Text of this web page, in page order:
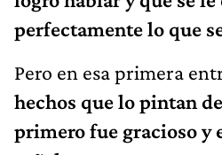
perfectamente lo que
Pero en esa primera
hechos que lo pintan
primero fue gracioso y